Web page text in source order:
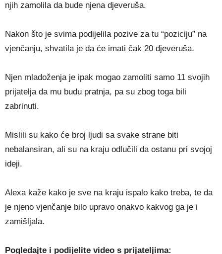
njih zamolila da bude njena djeveruša.
Nakon što je svima podijelila pozive za tu “poziciju” na
vjenčanju, shvatila je da će imati čak 20 djeveruša.
Njen mladoženja je ipak mogao zamoliti samo 11 svojih
prijatelja da mu budu pratnja, pa su zbog toga bili
zabrinuti.
Mislili su kako će broj ljudi sa svake strane biti
nebalansiran, ali su na kraju odlučili da ostanu pri svojoj
ideji.
Alexa kaže kako je sve na kraju ispalo kako treba, te da
je njeno vjenčanje bilo upravo onakvo kakvog ga je i
zamišljala.
Pogledajte i podijelite video s prijateljima: